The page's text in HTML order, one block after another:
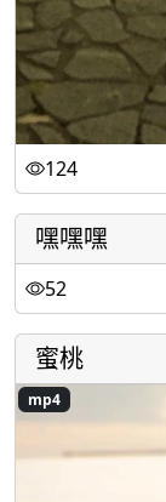
124
嘿嘿嘿
52
蜜桃
mp4